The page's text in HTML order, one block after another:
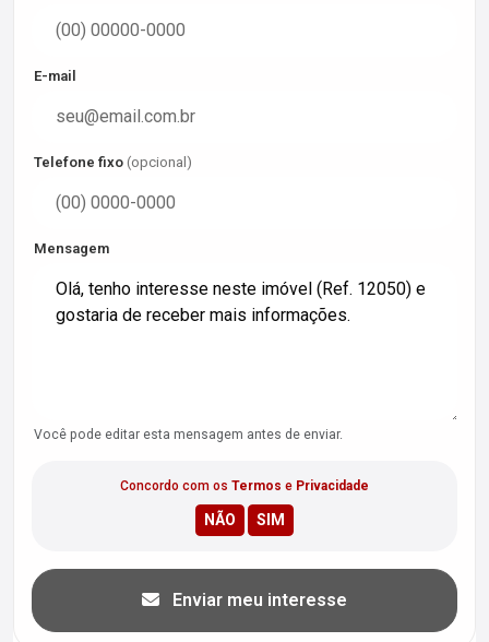
E-mail
Telefone fixo (opcional)
Mensagem
Você pode editar esta mensagem antes de enviar.
Concordo com os Termos e Privacidade
Enviar meu interesse